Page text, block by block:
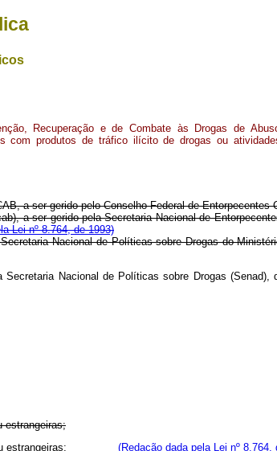
Recuperação e de Combate às Drogas de
com produtos de tráfico ilícito de drogas ou
a ser gerido pelo Conselho Federal de Entorpecentes
a ser gerido pela Secretaria Nacional de
Lei nº 8.764, de 1993)
Nacional de Políticas sobre Drogas do
Nacional de Políticas sobre Drogas (Senad),
estrangeiras;
ou estrangeiras; (Redação dada pela Lei nº 8.764,